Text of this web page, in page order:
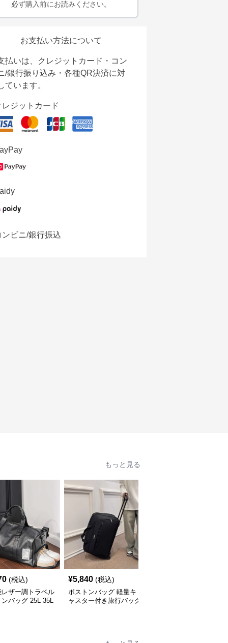
必ず購入前にお読みください。
お支払い方法について
払いは、クレジットカード・コン
/銀行振り込み・各種QR決済に対
ています。
レジットカード
ンビニ/銀行振込
もっと見る
(税込)
レザー調トラベル
バッグ 25L 35L
¥5,840 (税込)
ボストンバッグ 軽量キ
ャスター付き旅行バッグ